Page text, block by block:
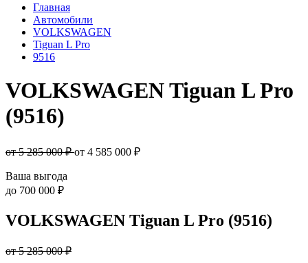
Главная
Автомобили
VOLKSWAGEN
Tiguan L Pro
9516
VOLKSWAGEN Tiguan L Pro
(9516)
от 5 285 000 ₽от 4 585 000 ₽
Ваша выгода
до 700 000 ₽
VOLKSWAGEN Tiguan L Pro (9516)
от 5 285 000 ₽